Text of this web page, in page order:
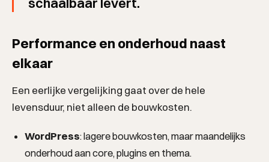
Performance en onderhoud naast
elkaar
Een eerlijke vergelijking gaat over de hele
levensduur, niet alleen de bouwkosten.
WordPress: lagere bouwkosten, maar maandelijks
onderhoud aan core, plugins en thema.